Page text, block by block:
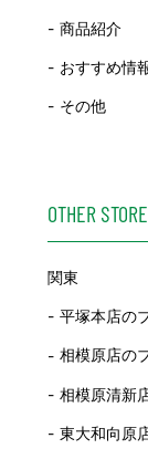
商品紹介
おすすめ情
その他
OTHER
関東
平塚本店の
相模原店の
相模原清新
東大和向原